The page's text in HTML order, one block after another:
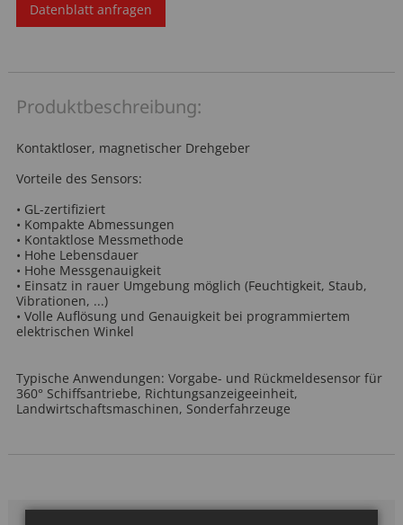
Datenblatt anfragen
Produktbeschreibung:
Kontaktloser, magnetischer Drehgeber
Vorteile des Sensors:
• GL-zertifiziert
• Kompakte Abmessungen
• Kontaktlose Messmethode
• Hohe Lebensdauer
• Hohe Messgenauigkeit
• Einsatz in rauer Umgebung möglich (Feuchtigkeit, Staub,
Vibrationen, ...)
• Volle Auflösung und Genauigkeit bei programmiertem
elektrischen Winkel
Typische Anwendungen: Vorgabe- und Rückmeldesensor für
360° Schiffsantriebe, Richtungsanzeigeeinheit,
Landwirtschaftsmaschinen, Sonderfahrzeuge